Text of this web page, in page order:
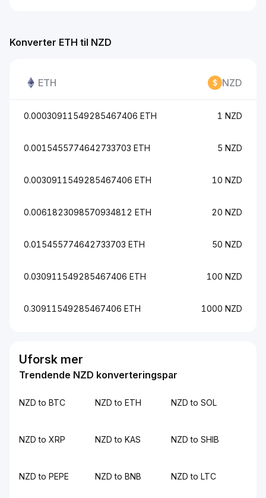
Konverter ETH til NZD
ETH NZD
0.00030911549285467406 ETH 1 NZD
0.0015455774642733703 ETH 5 NZD
0.0030911549285467406 ETH 10 NZD
0.0061823098570934812 ETH 20 NZD
0.015455774642733703 ETH 50 NZD
0.030911549285467406 ETH 100 NZD
0.30911549285467406 ETH 1000 NZD
Uforsk mer
Trendende NZD konverteringspar
NZD to BTC NZD to ETH NZD to SOL
NZD to XRP NZD to KAS NZD to SHIB
NZD to PEPE NZD to BNB NZD to LTC